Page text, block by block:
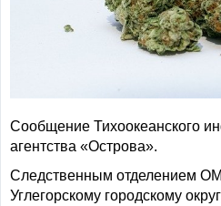
Сообщение Тихоокеанского
агентства «Острова».
Следственным отделением
Углегорскому городскому